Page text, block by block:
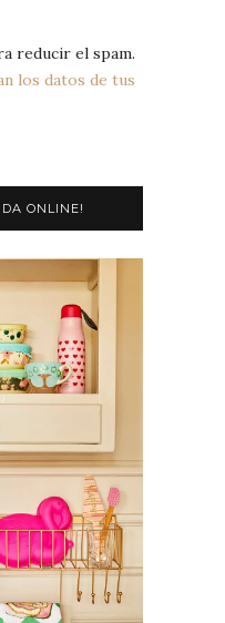
reducir el spam.
los datos de tus
ONLINE!